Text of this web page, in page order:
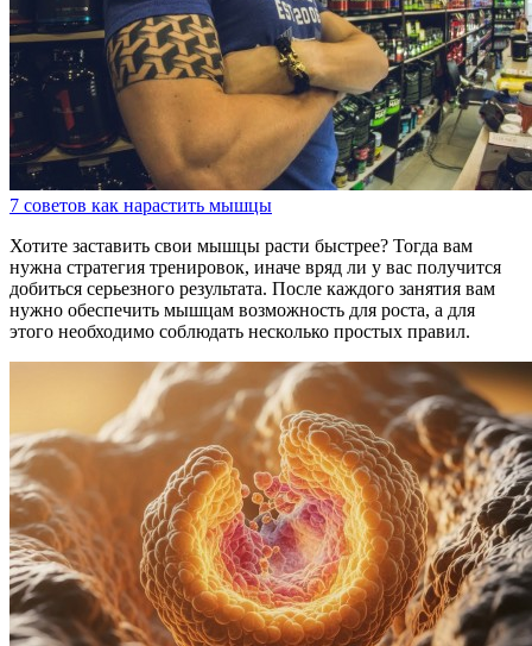
7 советов как нарастить мышцы
Хотите заставить свои мышцы расти быстрее? Тогда вам
нужна стратегия тренировок, иначе вряд ли у вас получится
добиться серьезного результата. После каждого занятия вам
нужно обеспечить мышцам возможность для роста, а для
этого необходимо соблюдать несколько простых правил.